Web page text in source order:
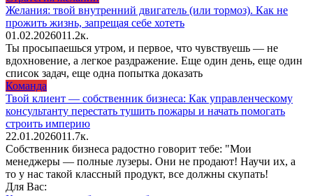
Желания: твой внутренний двигатель (или тормоз). Как не
прожить жизнь, запрещая себе хотеть
01.02.2026011.2к.
Ты просыпаешься утром, и первое, что чувствуешь — не
вдохновение, а легкое раздражение. Еще один день, еще один
список задач, еще одна попытка доказать
Команда
Твой клиент — собственник бизнеса: Как управленческому
консультанту перестать тушить пожары и начать помогать
строить империю
22.01.2026011.7к.
Собственник бизнеса радостно говорит тебе: "Мои
менеджеры — полные лузеры. Они не продают! Научи их, а
то у нас такой классный продукт, все должны скупать!
Для Вас: